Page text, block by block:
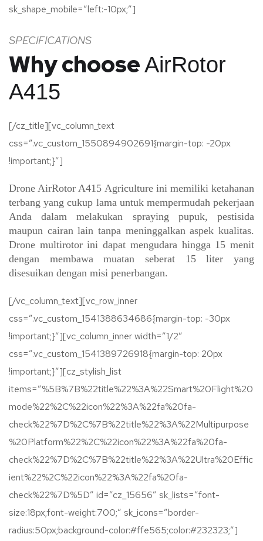
sk_shape_mobile=”left:-10px;”]
SPECIFICATIONS
Why chooseAirRotor
A415
[/cz_title][vc_column_text
css=”.vc_custom_1550894902691{margin-top: -20px
!important;}”]
Drone AirRotor A415 Agriculture ini memiliki ketahanan
terbang yang cukup lama untuk mempermudah pekerjaan
Anda dalam melakukan spraying pupuk, pestisida
maupun cairan lain tanpa meninggalkan aspek kualitas.
Drone multirotor ini dapat mengudara hingga 15 menit
dengan membawa muatan seberat 15 liter yang
disesuikan dengan misi penerbangan.
[/vc_column_text][vc_row_inner
css=”.vc_custom_1541388634686{margin-top: -30px
!important;}”][vc_column_inner width=”1/2″
css=”.vc_custom_1541389726918{margin-top: 20px
!important;}”][cz_stylish_list
items=”%5B%7B%22title%22%3A%22Smart%20Flight%20
mode%22%2C%22icon%22%3A%22fa%20fa-
check%22%7D%2C%7B%22title%22%3A%22Multipurpose
%20Platform%22%2C%22icon%22%3A%22fa%20fa-
check%22%7D%2C%7B%22title%22%3A%22Ultra%20Effic
ient%22%2C%22icon%22%3A%22fa%20fa-
check%22%7D%5D” id=”cz_15656″ sk_lists=”font-
size:18px;font-weight:700;” sk_icons=”border-
radius:50px;background-color:#ffe565;color:#232323;”]